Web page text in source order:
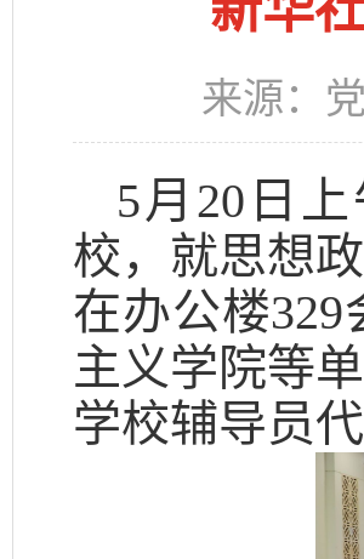
来源：
5月20日
校，就思想
在办公楼
主义学院等
学校辅导员